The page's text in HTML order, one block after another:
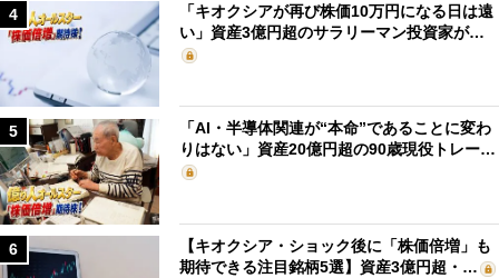
4
「キオクシアが再び株価10万円になる日は遠
い」資産3億円超のサラリーマン投資家が…
5
「AI・半導体関連が“本命”であることに変わ
りはない」資産20億円超の90歳現役トレー…
6
【キオクシア・ショック後に「株価倍増」も
期待できる注目銘柄5選】資産3億円超・…